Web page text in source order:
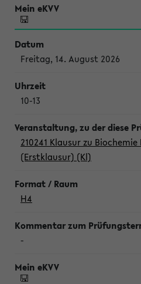
Freitag, 14. August 2026
10-13
210241 Klausur zu
(Erstklausur) (Kl)
H4
-